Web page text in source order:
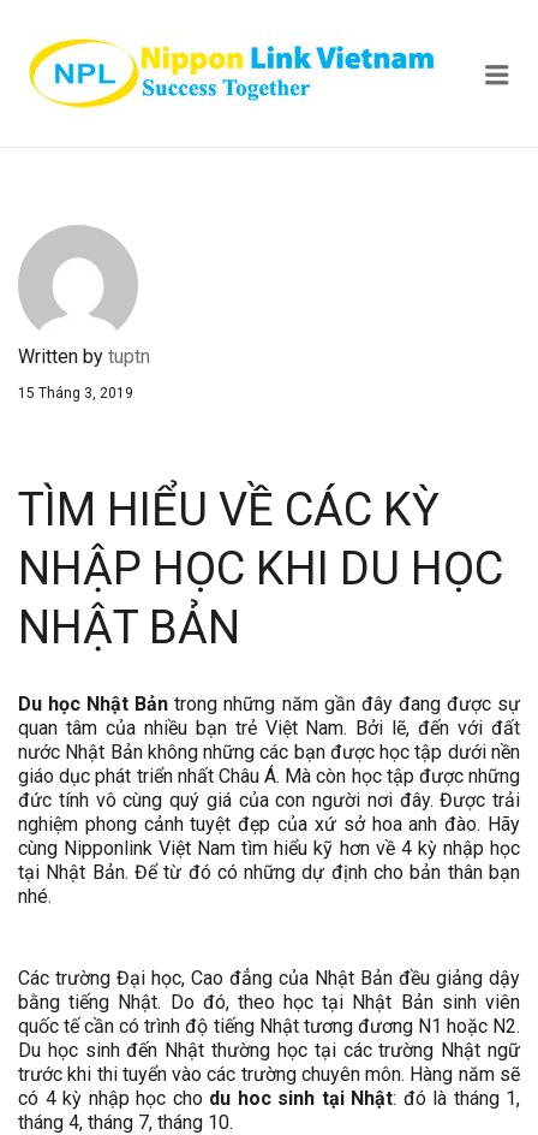
Written by tuptn
15 Tháng 3, 2019
TÌM HIỂU VỀ CÁC KỲ
NHẬP HỌC KHI DU HỌC
NHẬT BẢN
Du học Nhật Bản trong những năm gần đây đang được sự
quan tâm của nhiều bạn trẻ Việt Nam. Bởi lẽ, đến với đất
nước Nhật Bản không những các bạn được học tập dưới nền
giáo dục phát triển nhất Châu Á. Mà còn học tập được những
đức tính vô cùng quý giá của con người nơi đây. Được trải
nghiệm phong cảnh tuyệt đẹp của xứ sở hoa anh đào. Hãy
cùng Nipponlink Việt Nam tìm hiểu kỹ hơn về 4 kỳ nhập học
tại Nhật Bản. Để từ đó có những dự định cho bản thân bạn
nhé.
Các trường Đại học, Cao đẳng của Nhật Bản đều giảng dậy
bằng tiếng Nhật. Do đó, theo học tại Nhật Bản sinh viên
quốc tế cần có trình độ tiếng Nhật tương đương N1 hoặc N2.
Du học sinh đến Nhật thường học tại các trường Nhật ngữ
trước khi thi tuyển vào các trường chuyên môn. Hàng năm sẽ
có 4 kỳ nhập học cho du hoc sinh tại Nhật: đó là tháng 1,
tháng 4, tháng 7, tháng 10.